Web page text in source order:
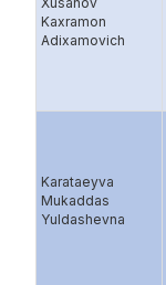
Kaxramon
Adixamovich
Karataeyva
Mukaddas
Yuldashevna